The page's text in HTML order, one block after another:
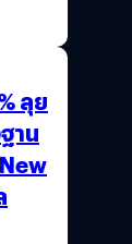
ลุย
าน